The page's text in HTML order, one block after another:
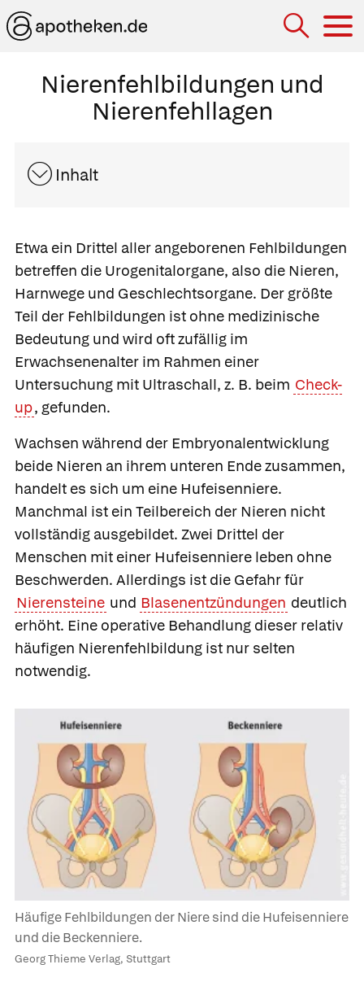
Nierenfehlbildungen und
Nierenfehllagen
Inhalt
Etwa ein Drittel aller angeborenen Fehlbildungen
betreffen die Urogenitalorgane, also die Nieren,
Harnwege und Geschlechtsorgane. Der größte
Teil der Fehlbildungen ist ohne medizinische
Bedeutung und wird oft zufällig im
Erwachsenenalter im Rahmen einer
Untersuchung mit Ultraschall, z. B. beim Check-
up, gefunden.
Wachsen während der Embryonalentwicklung
beide Nieren an ihrem unteren Ende zusammen,
handelt es sich um eine Hufeisenniere.
Manchmal ist ein Teilbereich der Nieren nicht
vollständig ausgebildet. Zwei Drittel der
Menschen mit einer Hufeisenniere leben ohne
Beschwerden. Allerdings ist die Gefahr für
Nierensteine und Blasenentzündungen deutlich
erhöht. Eine operative Behandlung dieser relativ
häufigen Nierenfehlbildung ist nur selten
notwendig.
Häufige Fehlbildungen der Niere sind die Hufeisenniere
und die Beckenniere.
Georg Thieme Verlag, Stuttgart